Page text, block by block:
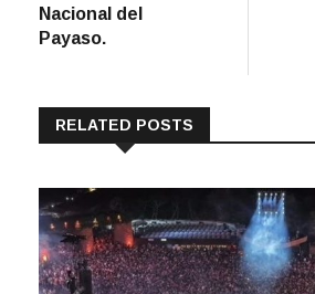
Nacional del
Payaso.
RELATED POSTS